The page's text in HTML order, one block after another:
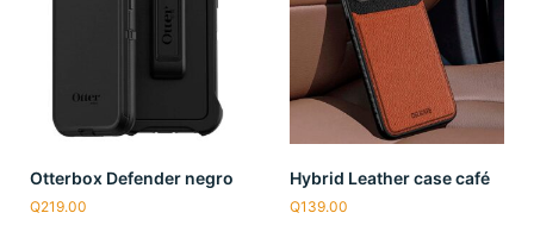
Otterbox Defender negro
Q219.00
Hybrid Leather case café
Q139.00